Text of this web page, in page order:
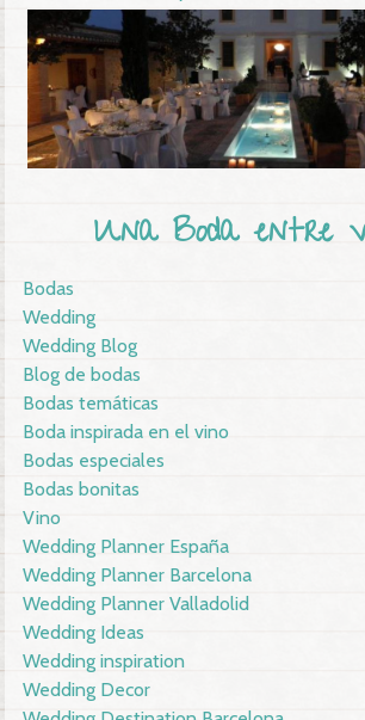
Una Boda entre
Bodas
Wedding
Wedding Blog
Blog de bodas
Bodas temáticas
Boda inspirada en el vino
Bodas especiales
Bodas bonitas
Vino
Wedding Planner España
Wedding Planner Barcelona
Wedding Planner Valladolid
Wedding Ideas
Wedding inspiration
Wedding Decor